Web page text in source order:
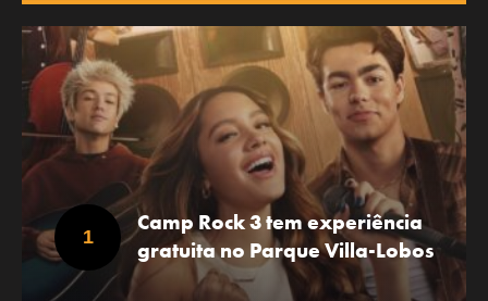
Camp Rock 3 tem experiência
gratuita no Parque Villa-Lobos